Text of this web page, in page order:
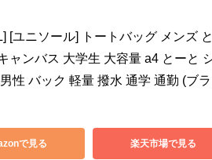
[ユニソール] トートバッグ メンズ
ャンバス 大学生 大容量 a4 とーと
男性 バック 軽量 撥水 通学 通勤 (ブ
で見る 楽天市場で見る